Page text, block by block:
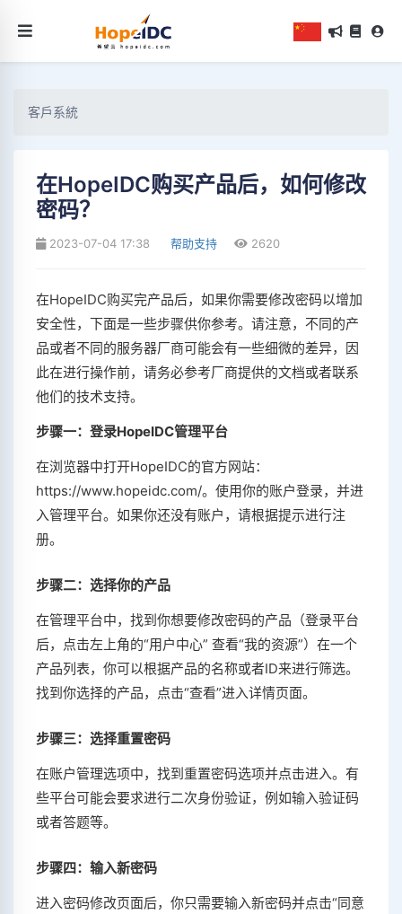
客戶系統
在HopeIDC购买产品后，如何修改
密码？
2023-07-04 17:38 帮助支持 2620
在HopeIDC购买完产品后，如果你需要修改密码以增加
安全性，下面是一些步骤供你参考。请注意，不同的产
品或者不同的服务器厂商可能会有一些细微的差异，因
此在进行操作前，请务必参考厂商提供的文档或者联系
他们的技术支持。
步骤一：登录HopeIDC管理平台
在浏览器中打开HopeIDC的官方网站：
https://www.hopeidc.com/。使用你的账户登录，并进
入管理平台。如果你还没有账户，请根据提示进行注
册。
步骤二：选择你的产品
在管理平台中，找到你想要修改密码的产品（登录平台
后，点击左上角的“用户中心” 查看“我的资源”）在一个
产品列表，你可以根据产品的名称或者ID来进行筛选。
找到你选择的产品，点击“查看”进入详情页面。
步骤三：选择重置密码
在账户管理选项中，找到重置密码选项并点击进入。有
些平台可能会要求进行二次身份验证，例如输入验证码
或者答题等。
步骤四：输入新密码
进入密码修改页面后，你只需要输入新密码并点击“同意